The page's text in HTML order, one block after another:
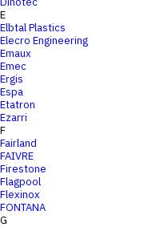
E
Elbtal Plastics
Elecro Engineering
Emaux
Emec
Ergis
Espa
Etatron
Ezarri
F
Fairland
FAIVRE
Firestone
Flagpool
Flexinox
FONTANA
G